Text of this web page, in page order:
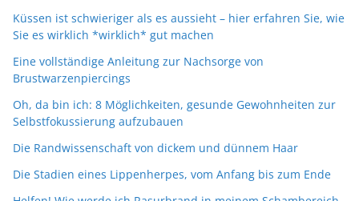
Küssen ist schwieriger als es aussieht – hier erfahren Sie, wie
Sie es wirklich *wirklich* gut machen
Eine vollständige Anleitung zur Nachsorge von
Brustwarzenpiercings
Oh, da bin ich: 8 Möglichkeiten, gesunde Gewohnheiten zur
Selbstfokussierung aufzubauen
Die Randwissenschaft von dickem und dünnem Haar
Die Stadien eines Lippenherpes, vom Anfang bis zum Ende